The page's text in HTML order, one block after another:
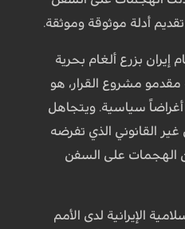
تقديم أدلة موثوقة وموثقة.
إيران بزرع ألغام بحرية
مشروع القرار، هو
سياسية. ويتجاهل
غير القانوني الذي تفرضه
الهجمات على السفن
الإيرانية لدى الأمم